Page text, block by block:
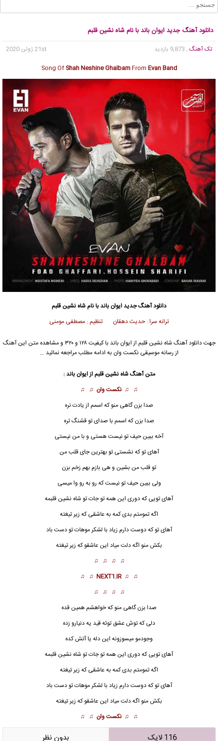
دانلود آهنگ جدید ایوان باند با نام شاه نشین قلبم
تک آهنگ , 9,873 بازدید
21st ژوئن 2020
Song Of Shah Neshine GhalbamFrom Evan Band
دانلود آهنگ جدیدایوان باندبا نام شاه نشین قلبم
ترانه سرا : حدیث دهقان تنظیم : مصطفی مومنی
جهت دانلود آهنگ شاه نشین قلبم از ایوان باند
با کیفیت ۱۲۸ و ۳۲۰ و مشاهده متن این آهنگ
از رسانه موسیقی نکست وان به ادامه مطلب مراجعه نمائید …
متن آهنگشاه نشین قلبمازایوان باند:
♫ ♫ نکست وان ♫ ♫
صدا بزن گاهی منو که اسمم از یادت نره
صدا بزن که اسمم با صدای تو قشنگ تره
آخه ببین حیف تو نیست هستی و با من نیستی
آهای تو که نشستی تو بهترین جای قلب من
تو قلب من بشین و هی بازم بهم زخم بزن
ولی ببین حیف تو نیست که رو به رو وا میسی
آهای تویی که دوری این همه تو جات تو شاه نشین قلبمه
اگه تمومتم بدی کمه به عاشقی که زیر تیغته
آهای تو که دوست دارم زیاد با لشکر موهات تو دست باد
بکش منو اگه دلت میاد این عاشقو که زیر تیغته
♫ ♫ ♫ ♫
♫ ♫
NEXT1.IR
♫ ♫
♫ ♫ ♫ ♫
صدا بزن گاهی منو که خواهشم همین قده
دلی که توش عشق توئه قید یه دنیارو زده
وجودمو میسوزونه این دله یا آتش کده
آهای تویی که دوری این همه تو جات تو شاه نشین قلبمه
اگه تمومتم بدی کمه به عاشقی که زیر تیغته
آهای تو که دوست دارم زیاد با لشکر موهات تو دست باد
بکش منو اگه دلت میاد این عاشقو که زیر تیغته
♫ ♫ نکست وان ♫ ♫
116 لایک بدون نظر